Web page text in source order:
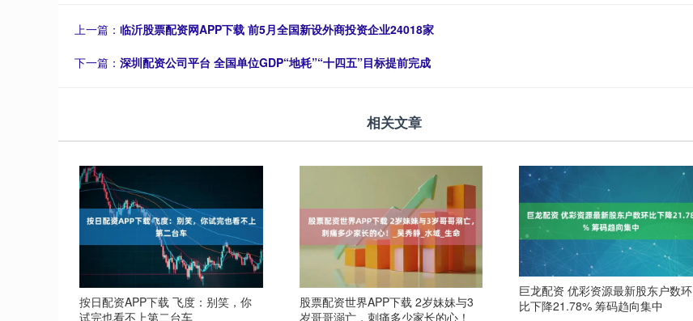
上一篇： 临沂股票配资网APP下载 前5月全国新设外商投资企业24018家
下一篇： 深圳配资公司平台 全国单位GDP“地耗”“十四五”目标提前完成
相关文章
按日配资APP下载 飞度：别笑，你
试完也看不上第二台车
股票配资世界APP下载 2岁妹妹与3
岁哥哥溺亡，刺痛多少家长的心！_
巨龙配资 优彩资源最新股东户数环
比下降21.78% 筹码趋向集中